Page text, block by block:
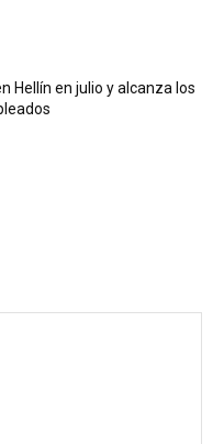
Hellín en julio y alcanza los